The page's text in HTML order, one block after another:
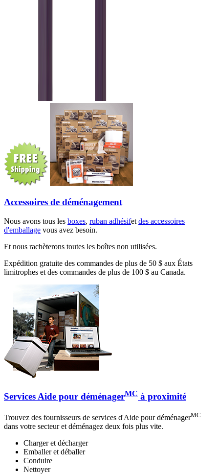
Accessoires de déménagement
Nous avons tous les boxes, ruban adhésifet des accessoires
d'emballage vous avez besoin.
Et nous rachèterons toutes les boîtes non utilisées.
Expédition gratuite des commandes de plus de 50 $ aux États
limitrophes et des commandes de plus de 100 $ au Canada.
Services Aide pour déménagerMC à proximité
Trouvez des fournisseurs de services d'Aide pour déménagerMC
dans votre secteur et déménagez deux fois plus vite.
Charger et décharger
Emballer et déballer
Conduire
Nettoyer